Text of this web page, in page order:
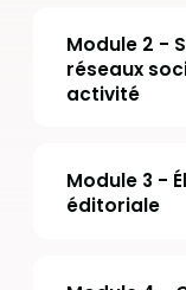
Module 2 -
réseaux
activité
Module 3 -
éditoriale